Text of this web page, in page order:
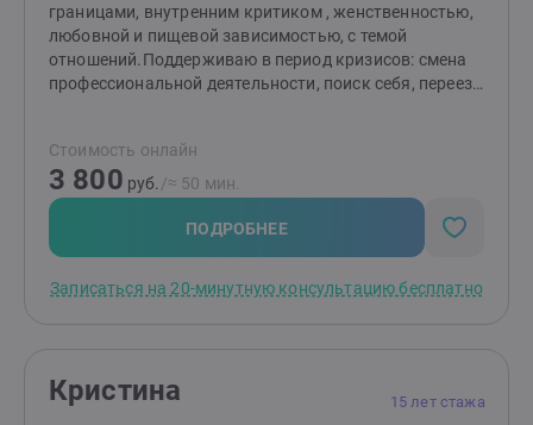
границами, внутренним критиком , женственностью,
любовной и пищевой зависимостью, с темой
отношений.Поддерживаю в период кризисов: смена
профессиональной деятельности, поиск себя, переезд
неопределенность.Особое внимание уделяю работе с
травмой и ПТСР. Бережно сопровождаю процесс
восстановления.Обучаю дыхательным,
медитативным, физическим и ментальным
практикам. Помогаю соединиться с собой через тело
провожу психологические консультации и тренинги,
Стоимость онлайн
3 800 руб. /≈ 50 мин.
ПОДРОБНЕЕ
Записаться на 20-минутную консультацию бесплатно
15 лет стажа
Кристина